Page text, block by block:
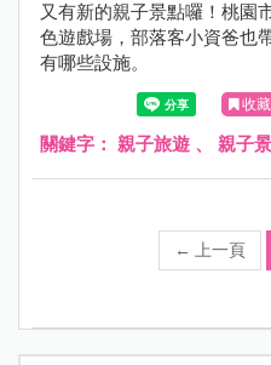
又有新的親子景點囉！桃園
色遊戲場，部落客小資爸也
有哪些設施。
收藏
關鍵字： 親子旅遊 、 親子
← 上一頁